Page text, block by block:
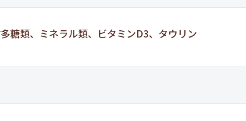
糖類、ミネラル類、ビタミンD3、タウリン